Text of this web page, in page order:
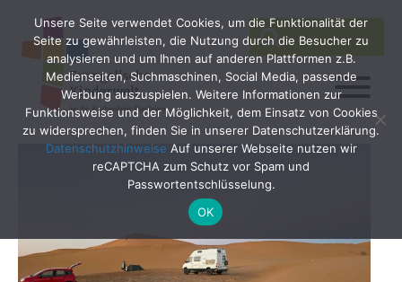
Search
for:
SEARCH
Unsere Seite verwendet Cookies, um die Funktionalität der
Seite zu gewährleisten, die Nutzung durch die Besucher zu
analysieren und um Ihnen auf anderen Plattformen z.B.
Medienseiten, Suchmaschinen, Social Media, passende
Werbung auszuspielen. Weitere Informationen zur
Funktionsweise und der Möglichkeit, dem Einsatz von Cookies
zu widersprechen, finden Sie in unserer Datenschutzerklärung.
Datenschutzhinweise Auf unserer Webseite nutzen wir
reCAPTCHA zum Schutz vor Spam und
Passwortentschlüsselung.
OK